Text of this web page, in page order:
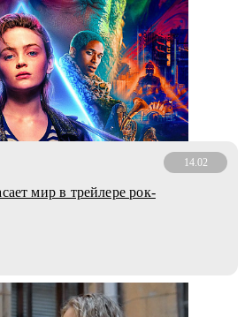
14.02
мир в трейлере рок-